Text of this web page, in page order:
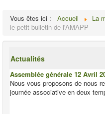
Vous êtes ici : Accueil
La
le petit bulletin de l'AMAPP
Actualités
Assemblée générale 12 Avril
Nous vous proposons de nous
journée associative en deux